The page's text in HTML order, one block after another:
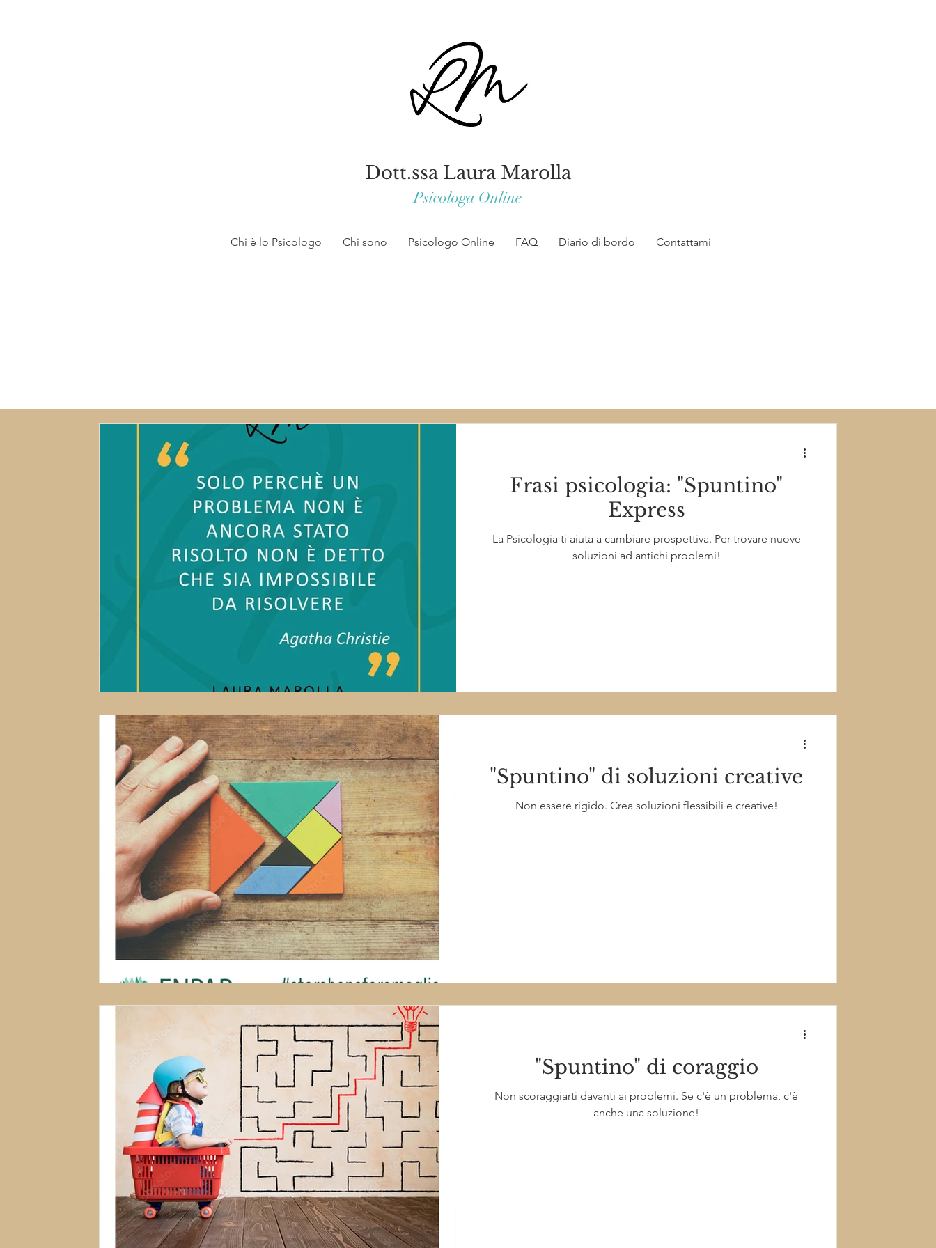
Dott.ssa Laura Marolla
Psicologa Online
Chi è lo Psicologo Chi sono Psicologo Online FAQ Diario di bordo Contattami
Diario di bordoFrasi psicologia: "Spuntino"
Express
La Psicologia ti aiuta a cambiare prospettiva. Per trovare nuove
soluzioni ad antichi problemi!
"Spuntino" di soluzioni creative
Non essere rigido. Crea soluzioni flessibili e creative!
"Spuntino" di coraggio
Non scoraggiarti davanti ai problemi. Se c'è un problema, c'è
anche una soluzione!